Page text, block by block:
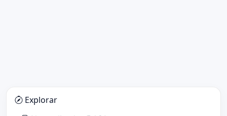
Explorar